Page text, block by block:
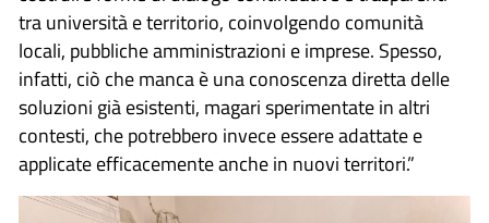
tra università e territorio, coinvolgendo comunità
locali, pubbliche amministrazioni e imprese. Spesso,
infatti, ciò che manca è una conoscenza diretta delle
soluzioni già esistenti, magari sperimentate in altri
contesti, che potrebbero invece essere adattate e
applicate efficacemente anche in nuovi territori.”